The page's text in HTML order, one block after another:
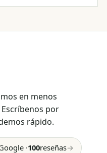
en menos
por
rápido.
·100reseñas→